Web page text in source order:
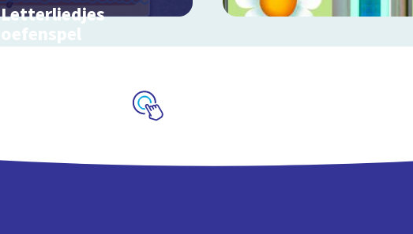
Letterliedjes
oefenspel
Oefen met de woorden en